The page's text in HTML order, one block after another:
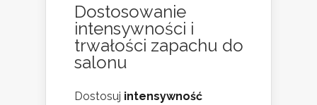
Dostosowanie
intensywności i
trwałości zapachu do
salonu
Dostosuj intensywność